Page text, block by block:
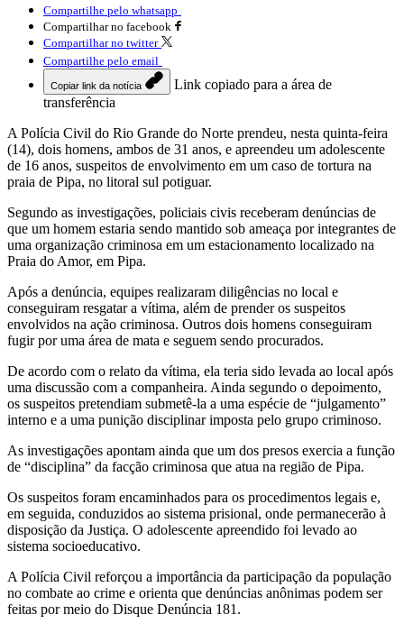
Compartilhe pelo whatsapp
Compartilhar no facebook
Compartilhar no twitter
Compartilhe pelo email
Copiar link da notícia
Link copiado para a área de
transferência
A Polícia Civil do Rio Grande do Norte prendeu, nesta quinta-feira
(14), dois homens, ambos de 31 anos, e apreendeu um adolescente
de 16 anos, suspeitos de envolvimento em um caso de tortura na
praia de Pipa, no litoral sul potiguar.
Segundo as investigações, policiais civis receberam denúncias de
que um homem estaria sendo mantido sob ameaça por integrantes de
uma organização criminosa em um estacionamento localizado na
Praia do Amor, em Pipa.
Após a denúncia, equipes realizaram diligências no local e
conseguiram resgatar a vítima, além de prender os suspeitos
envolvidos na ação criminosa. Outros dois homens conseguiram
fugir por uma área de mata e seguem sendo procurados.
De acordo com o relato da vítima, ela teria sido levada ao local após
uma discussão com a companheira. Ainda segundo o depoimento,
os suspeitos pretendiam submetê-la a uma espécie de “julgamento”
interno e a uma punição disciplinar imposta pelo grupo criminoso.
As investigações apontam ainda que um dos presos exercia a função
de “disciplina” da facção criminosa que atua na região de Pipa.
Os suspeitos foram encaminhados para os procedimentos legais e,
em seguida, conduzidos ao sistema prisional, onde permanecerão à
disposição da Justiça. O adolescente apreendido foi levado ao
sistema socioeducativo.
A Polícia Civil reforçou a importância da participação da população
no combate ao crime e orienta que denúncias anônimas podem ser
feitas por meio do Disque Denúncia 181.